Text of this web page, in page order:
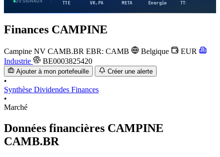
20 SIGNAUX TTE VK.PA META Energie TTE.PA
Finances CAMPINE
Campine NV CAMB.BR EBR: CAMB Belgique
EUR
Industrie
BE0003825420
Ajouter à mon portefeuille Créer une alerte
•
Synthèse Dividendes Finances
•
Marché
Données financières CAMPINE
CAMB.BR